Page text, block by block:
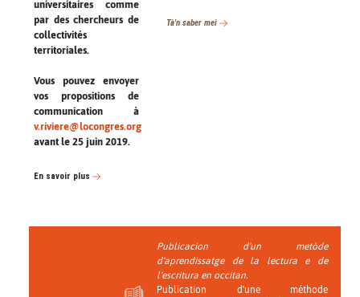
universitaires comme
par des chercheurs de
collectivités
territoriales.
Vous pouvez envoyer
vos propositions de
communication à
v.riviere@locongres.org
avant le 25 juin 2019.
En savoir plus
Tà'n saber mei
Publicacion d'un metòde
d'aprendissatge de la lectura e de
l'escritura en occitan.
Publication d'une méthode